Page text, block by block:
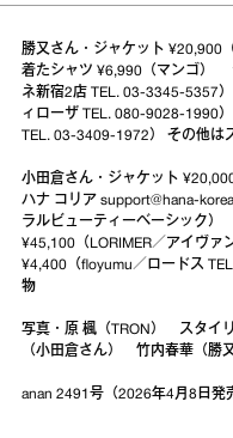
勝又さん・ジャケット
着たシャツ ¥6,990（マンゴ ）
ネ新宿2店 TEL. 03-3345-5357
ィローザ TEL. 080-9028-1990
TEL. 03-3409-1972） その他は
小田倉さん・ジャケット
ハナ コリア support@hana-
ラルビューティーベーシック）
¥45,100（LORIMER／アイヴ
¥4,400（floyumu／ロードス
物
写真・原 楓（TRON） スタイ
（小田倉さん） 竹内春華（勝
anan 2491号（2026年4月8日発